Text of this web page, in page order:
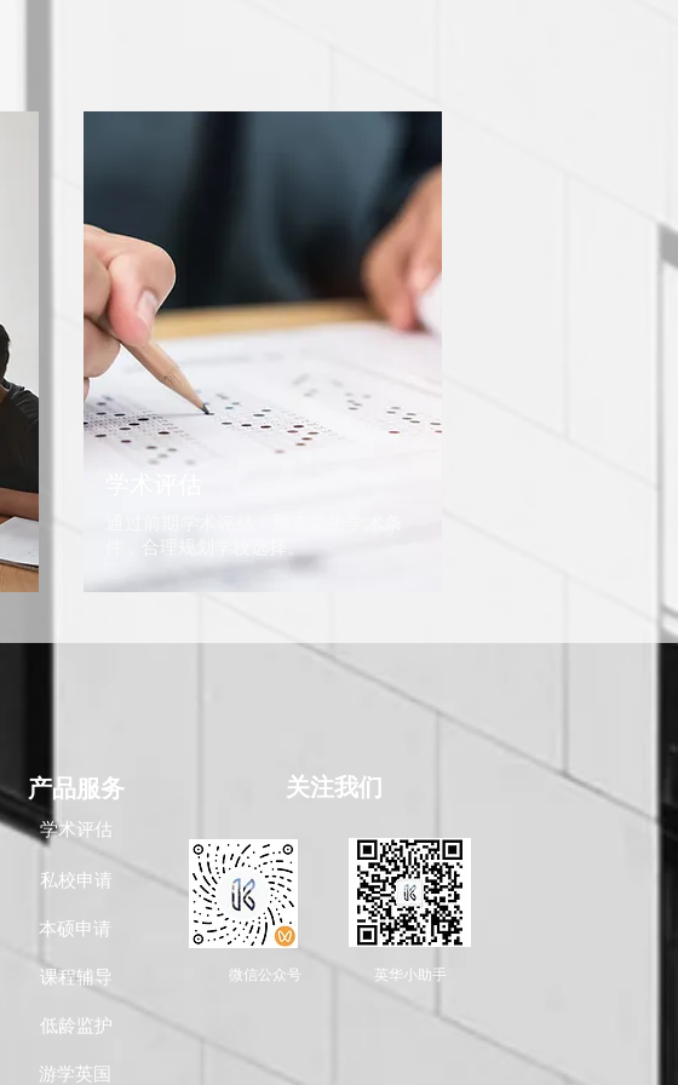
件，合理规划学校选择。
产品服务
学术评估
私校申请
本硕申请
课程辅导
低龄监护
游学英国
​关注我们
​微信公众号 ​英华小助手